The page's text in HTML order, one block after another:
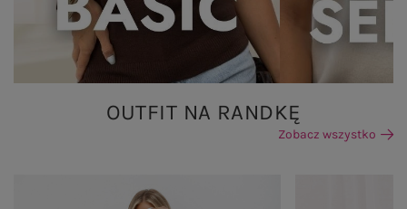
OUTFIT NA RANDKĘ
Zobacz wszystko